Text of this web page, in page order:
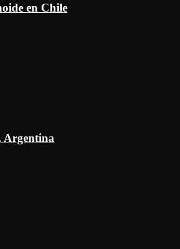
en Chile
Argentina